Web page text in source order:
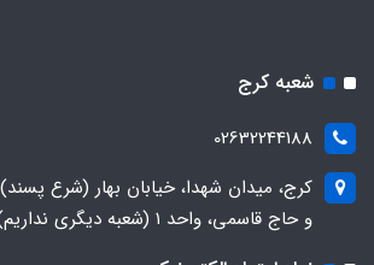
شعبه کرج
02632244188
کرج، میدان شهدا، خیابان بهار (شرع
و حاج قاسمی، واحد ۱ (شعبه دیگری نداریم)